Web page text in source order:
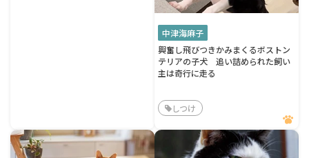
中津海麻子
興奮し飛びつきかみまくるボストン
テリアの子犬 追い詰められた飼い
主は奇行に走る
しつけ